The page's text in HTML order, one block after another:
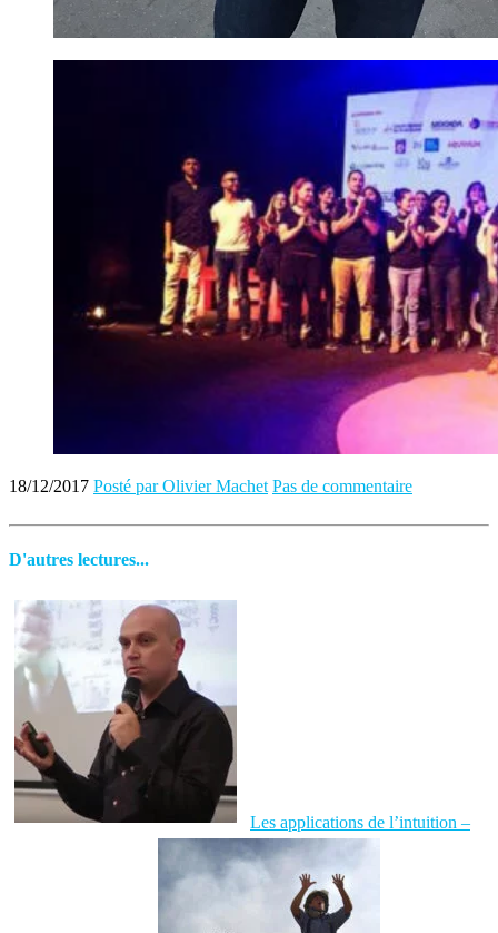
18/12/2017 Posté par Olivier Machet Pas de commentaire
D'autres lectures...
Les applications de l’intuition –